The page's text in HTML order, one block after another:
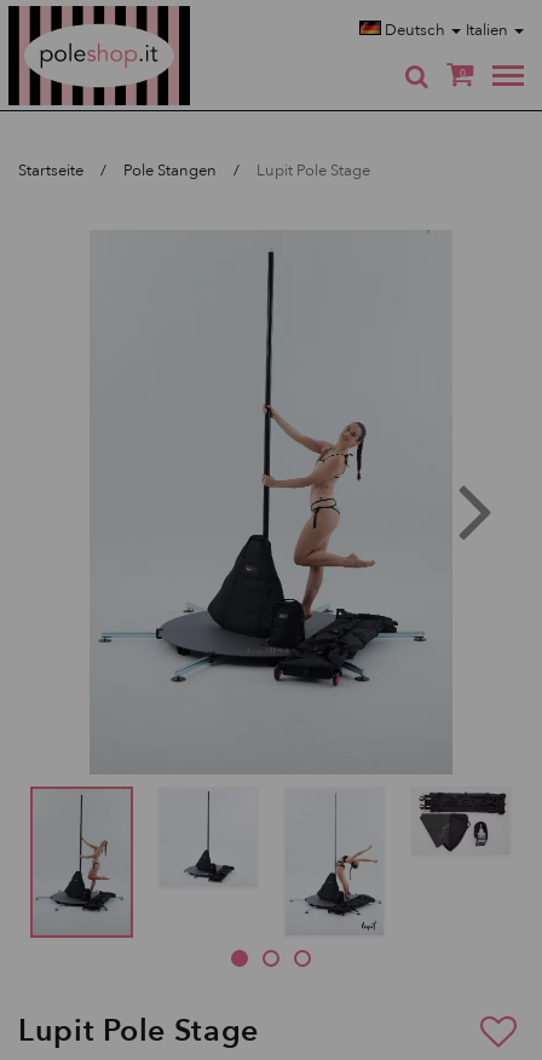
Deutsch Italien
0
Startseite Pole Stangen Lupit Pole Stage
Lupit Pole Stage